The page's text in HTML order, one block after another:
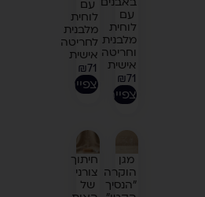
עם
לוחית
מלבנית
וחריטה
אישית
₪71
לצפייה
עם
לוחית
מלבנית
לחריטה
אישית
₪71
לצפייה
מגן
הוקרה
"הנסיך
חיתוך
צורני
של